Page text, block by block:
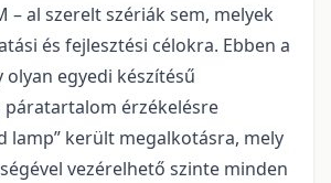
– al szerelt szériák sem, melyek
és fejlesztési célokra. Ebben a
egyedi készítésű
páratartalom érzékelésre
lamp” került megalkotásra, mely
vezérelhető szinte minden